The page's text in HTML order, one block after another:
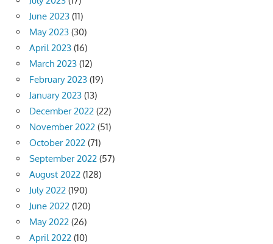
June 2023 (11)
May 2023 (30)
April 2023 (16)
March 2023 (12)
February 2023 (19)
January 2023 (13)
December 2022 (22)
November 2022 (51)
October 2022 (71)
September 2022 (57)
August 2022 (128)
July 2022 (190)
June 2022 (120)
May 2022 (26)
April 2022 (10)